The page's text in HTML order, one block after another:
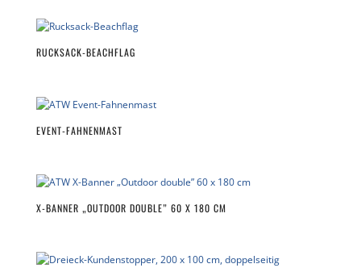
RUCKSACK-BEACHFLAG
EVENT-FAHNENMAST
X-BANNER „OUTDOOR DOUBLE” 60 X 180 CM